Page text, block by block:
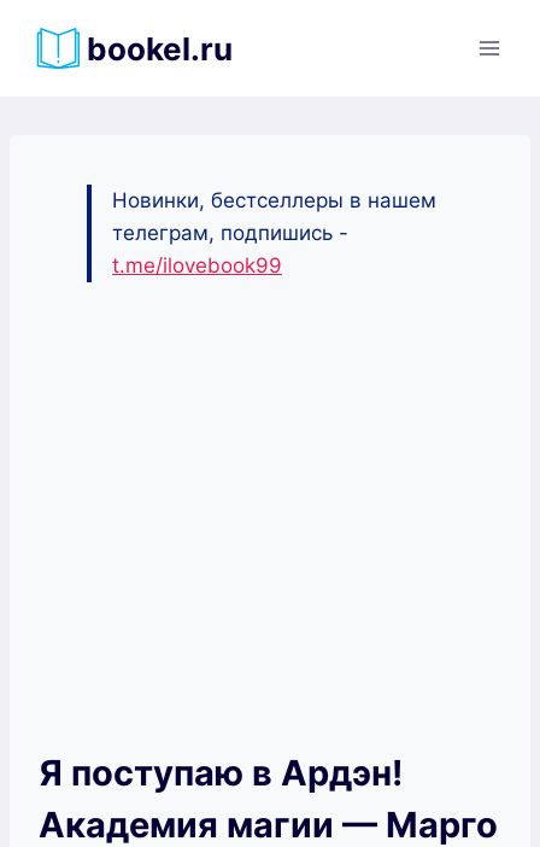
bookel.ru
Новинки, бестселлеры в нашем
телеграм, подпишись -
t.me/ilovebook99
Я поступаю в Ардэн!
Академия магии — Марго